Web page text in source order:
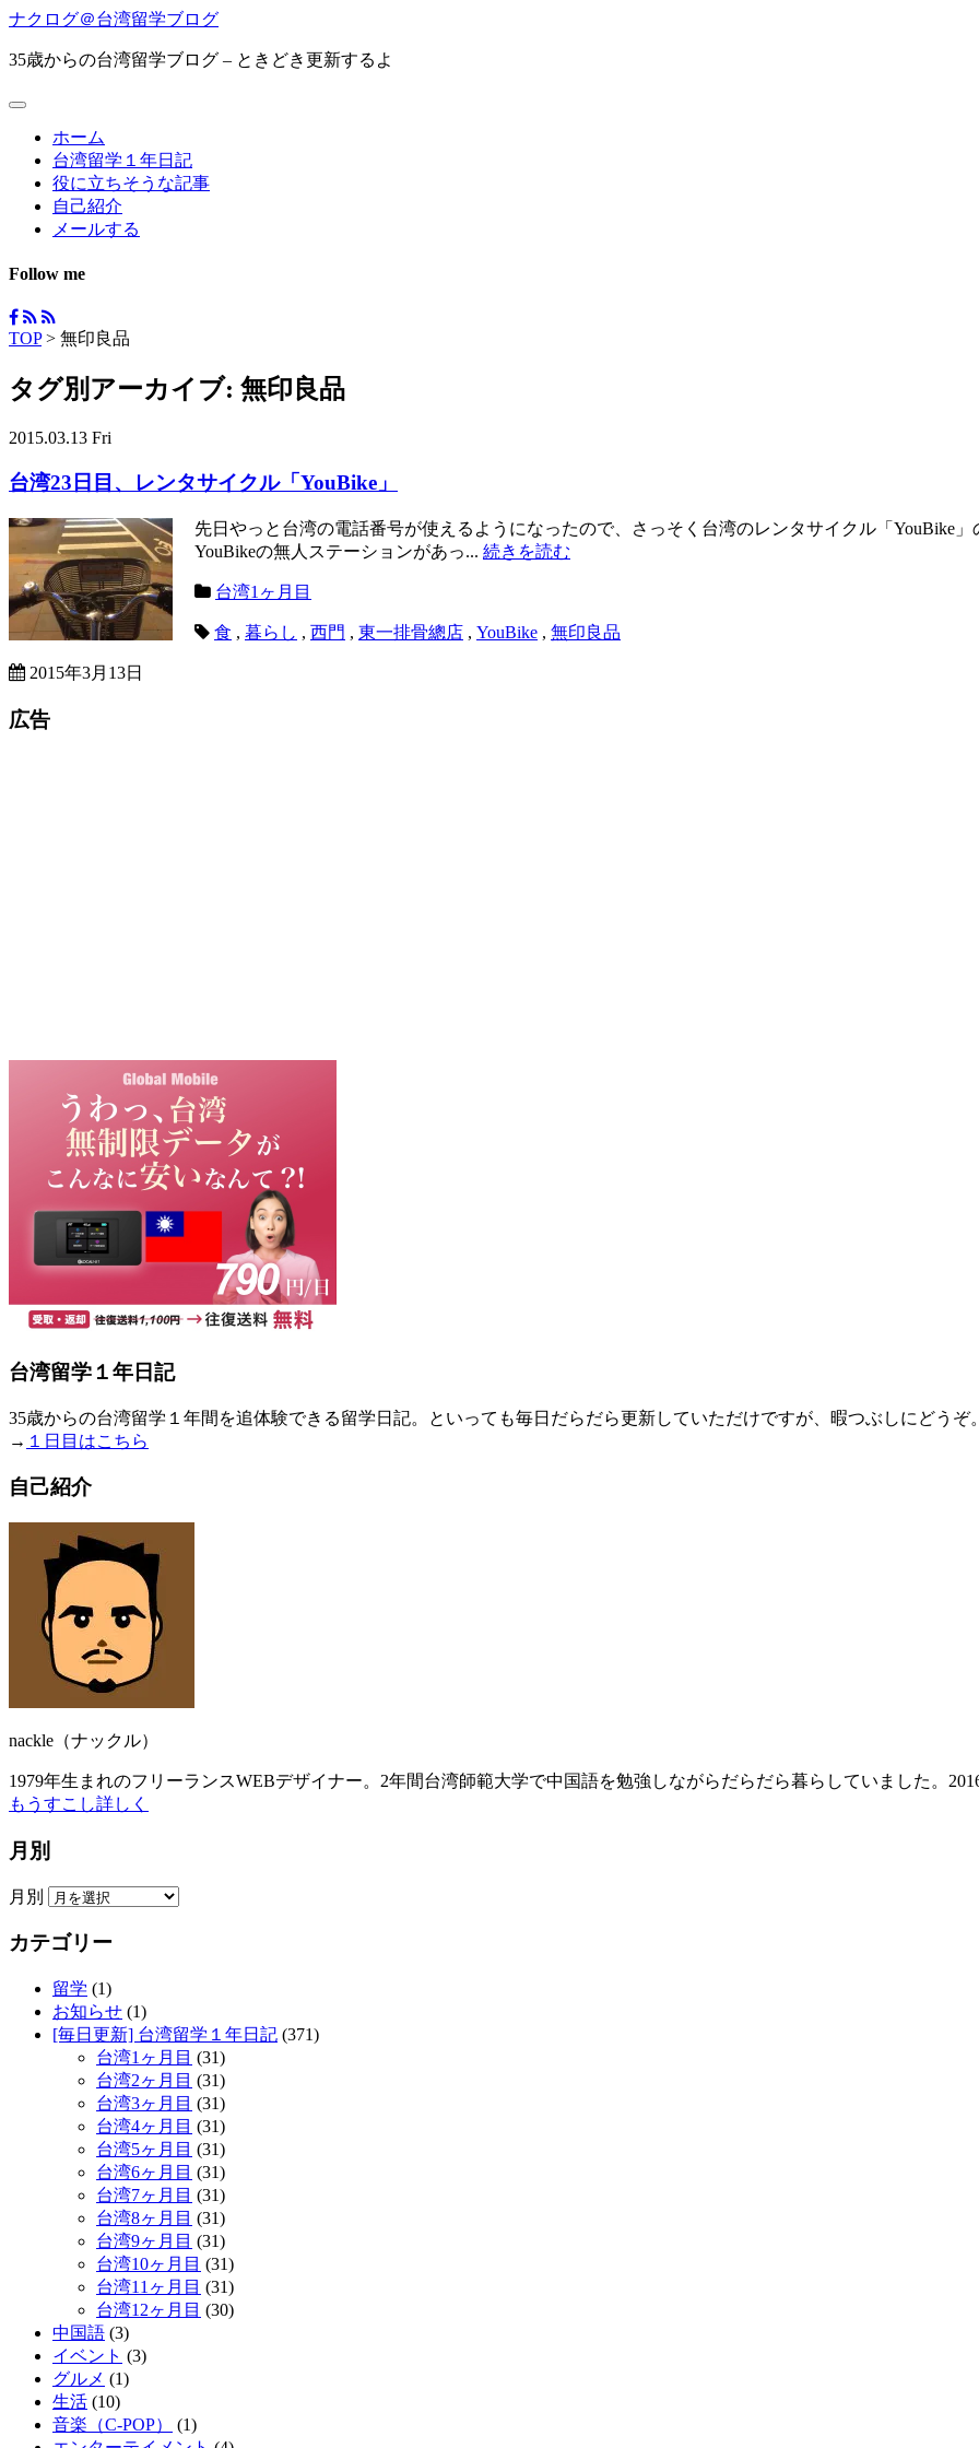
ナクログ＠台湾留学ブログ
35歳からの台湾留学ブログ – ときどき更新するよ
ホーム
台湾留学１年日記
役に立ちそうな記事
自己紹介
メールする
Follow me
TOP> 無印良品
タグ別アーカイブ: 無印良品
2015.03.13 Fri
台湾23日目、レンタサイクル「YouBike」
先日やっと台湾の電話番号が使えるようになったので、さっそく台湾のレンタサイクル「YouBike」
YouBikeの無人ステーションがあっ... 続きを読む
台湾1ヶ月目
食 , 暮らし , 西門 , 東一排骨總店 , YouBike , 無印良品
2015年3月13日
広告
台湾留学１年日記
35歳からの台湾留学１年間を追体験できる留学日記。といっても毎日だらだら更新していただけですが、暇つぶしにどうぞ。
→ １日目はこちら
自己紹介
nackle（ナックル）
1979年生まれのフリーランスWEBデザイナー。2年間台湾師範大学で中国語を勉強しながらだらだら暮らしていました。
もうすこし詳しく
月別
月別
カテゴリー
留学 (1)
お知らせ (1)
[毎日更新] 台湾留学１年日記 (371)
台湾1ヶ月目 (31)
台湾2ヶ月目 (31)
台湾3ヶ月目 (31)
台湾4ヶ月目 (31)
台湾5ヶ月目 (31)
台湾6ヶ月目 (31)
台湾7ヶ月目 (31)
台湾8ヶ月目 (31)
台湾9ヶ月目 (31)
台湾10ヶ月目 (31)
台湾11ヶ月目 (31)
台湾12ヶ月目 (30)
中国語 (3)
イベント (3)
グルメ (1)
生活 (10)
音楽（C-POP）
(1)